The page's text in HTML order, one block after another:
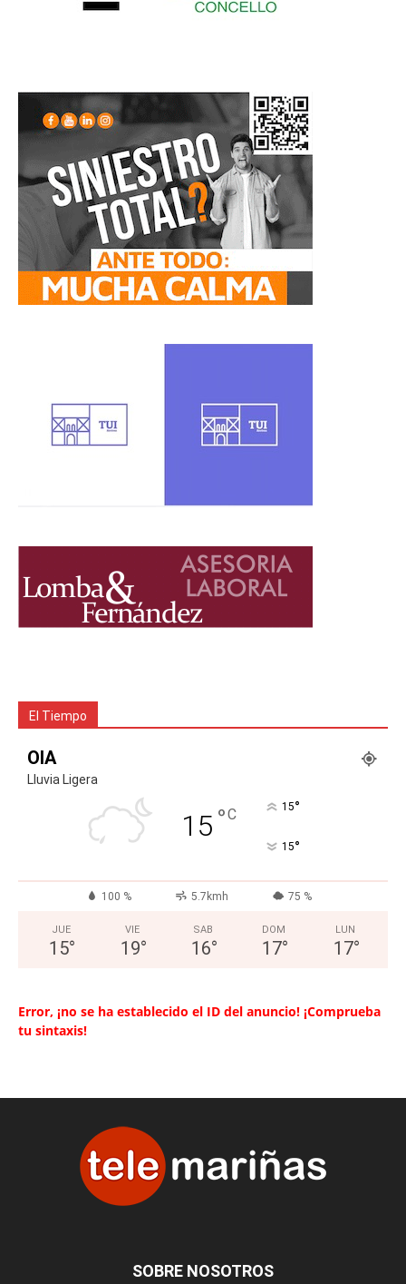
El Tiempo
OIA
Lluvia Ligera
15 °C 15°
15°
100 % 5.7kmh 75 %
JUE
15°
VIE
19°
SAB
16°
DOM
17°
LUN
17°
Error, ¡no se ha establecido el ID del anuncio! ¡Comprueba
tu sintaxis!
SOBRE NOSOTROS